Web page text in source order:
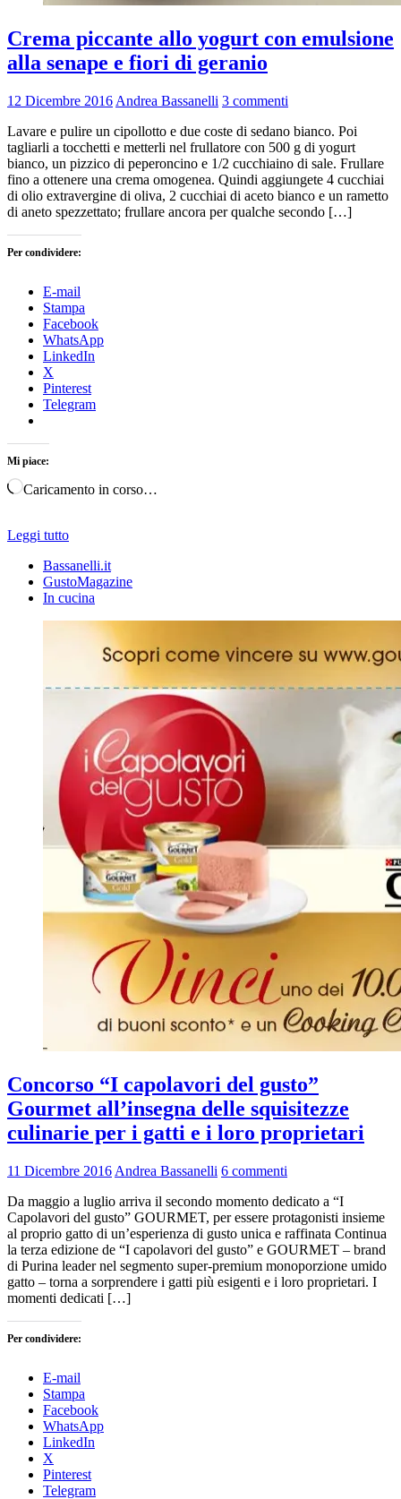
Crema piccante allo yogurt con emulsione
alla senape e fiori di geranio
12 Dicembre 2016 Andrea Bassanelli 3 commenti
Lavare e pulire un cipollotto e due coste di sedano bianco. Poi
tagliarli a tocchetti e metterli nel frullatore con 500 g di yogurt
bianco, un pizzico di peperoncino e 1/2 cucchiaino di sale. Frullare
fino a ottenere una crema omogenea. Quindi aggiungete 4 cucchiai
di olio extravergine di oliva, 2 cucchiai di aceto bianco e un rametto
di aneto spezzettato; frullare ancora per qualche secondo […]
Per condividere:
E-mail
Stampa
Facebook
WhatsApp
LinkedIn
X
Pinterest
Telegram
Mi piace:
Caricamento in corso…
Leggi tutto
Bassanelli.it
GustoMagazine
In cucina
Concorso “I capolavori del gusto”
Gourmet all’insegna delle squisitezze
culinarie per i gatti e i loro proprietari
11 Dicembre 2016 Andrea Bassanelli 6 commenti
Da maggio a luglio arriva il secondo momento dedicato a “I
Capolavori del gusto” GOURMET, per essere protagonisti insieme
al proprio gatto di un’esperienza di gusto unica e raffinata Continua
la terza edizione de “I capolavori del gusto” e GOURMET – brand
di Purina leader nel segmento super-premium monoporzione umido
gatto – torna a sorprendere i gatti più esigenti e i loro proprietari. I
momenti dedicati […]
Per condividere:
E-mail
Stampa
Facebook
WhatsApp
LinkedIn
X
Pinterest
Telegram